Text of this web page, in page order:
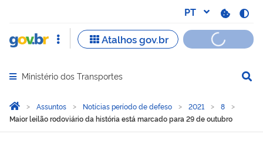
Abrir menu principal de navegação
Ministério dos Transportes
Você está aqui:
Página Inicial
Assuntos Notícias período de defeso 2021
8
Maior leilão rodoviário da história está marcado para 29 de outubro